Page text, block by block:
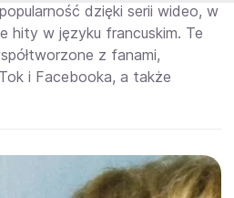
dzięki serii wideo, w
hity w języku francuskim. Te
z fanami,
i Facebooka, a także